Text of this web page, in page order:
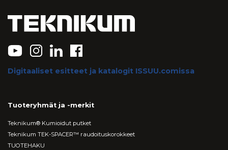
Digitaaliset esitteet ja katalogit ISSUU.comissa
Tuoteryhmät ja -merkit
Teknikum® Kumioidut putket
Teknikum TEK-SPACER™ raudoituskorokkeet
TUOTEHAKU